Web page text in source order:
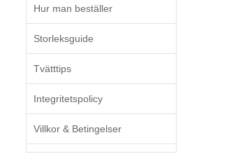
Hur man beställer
Storleksguide
Tvätttips
Integritetspolicy
Villkor & Betingelser